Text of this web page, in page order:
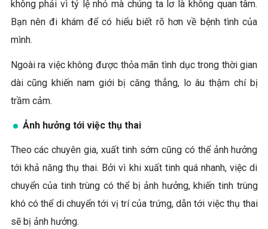
không phải vì tỷ lệ nhỏ mà chúng ta lơ là không quan tâm.
Bạn nên đi khám để có hiểu biết rõ hơn về bệnh tình của
mình.
Ngoài ra việc không được thỏa mãn tình dục trong thời gian
dài cũng khiến nam giới bị căng thẳng, lo âu thậm chí bị
trầm cảm.
Ảnh hưởng tới việc thụ thai
Theo các chuyên gia, xuất tinh sớm cũng có thể ảnh hưởng
tới khả năng thụ thai. Bởi vì khi xuất tinh quá nhanh, việc di
chuyển của tinh trùng có thể bị ảnh hưởng, khiến tinh trùng
khó có thể di chuyển tới vị trí của trứng, dẫn tới việc thụ thai
sẽ bị ảnh hưởng.